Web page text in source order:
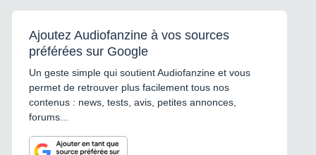
Ajoutez Audiofanzine à vos sources
préférées sur Google
Un geste simple qui soutient Audiofanzine et vous
permet de retrouver plus facilement tous nos
contenus : news, tests, avis, petites annonces,
forums...